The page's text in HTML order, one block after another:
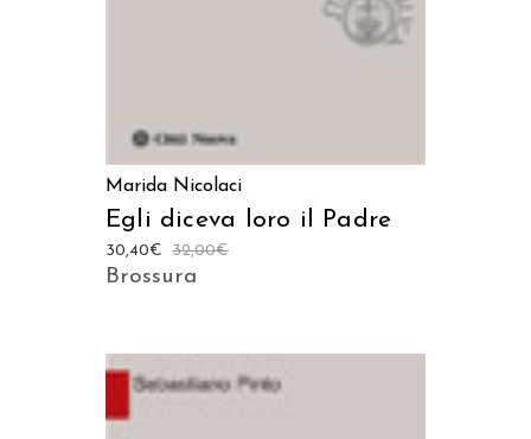
Marida Nicolaci
Egli diceva loro il Padre
32,00€
30,40€
Brossura